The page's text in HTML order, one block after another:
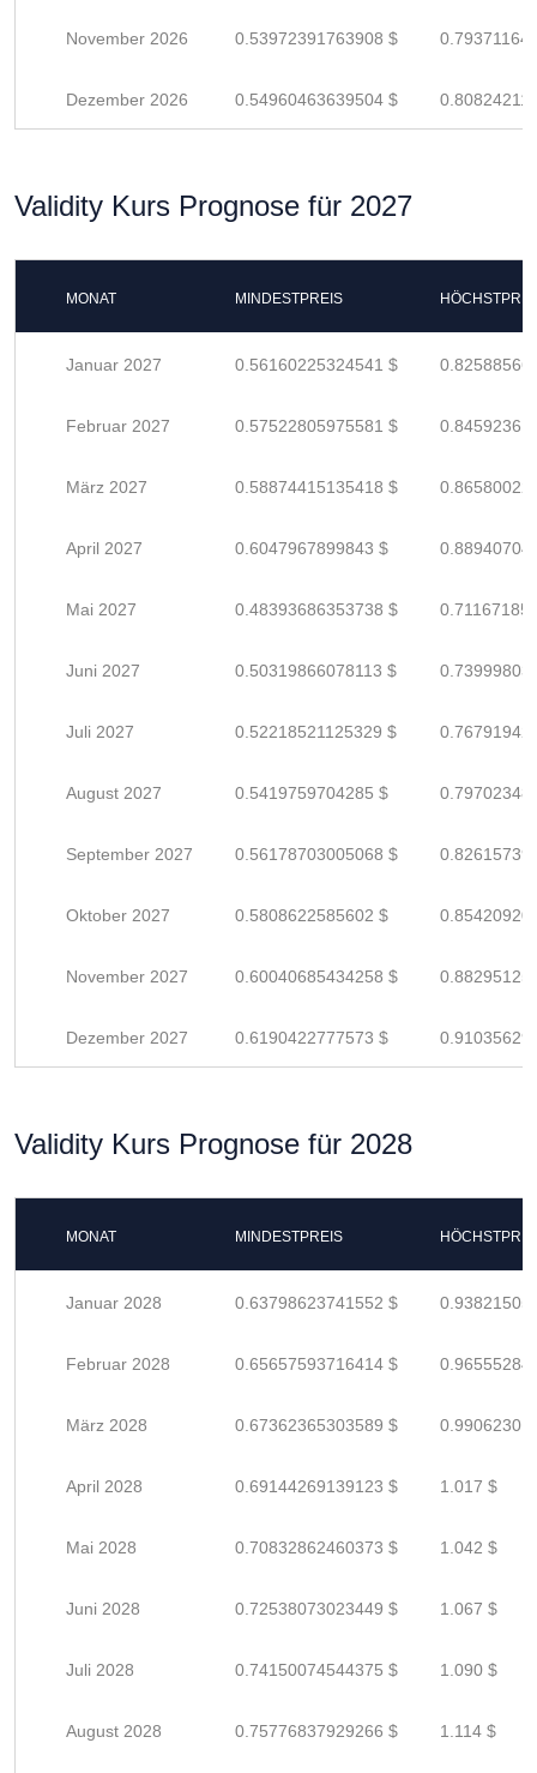
November 2026 0.53972391763908 $
Dezember 2026 0.54960463639504 $
Validity Kurs Prognose für 2027
MONAT MINDESTPREIS
Januar 2027 0.56160225324541 $
Februar 2027 0.57522805975581 $
März 2027 0.58874415135418 $
April 2027 0.6047967899843 $
Mai 2027 0.48393686353738 $
Juni 2027 0.50319866078113 $
Juli 2027 0.52218521125329 $
August 2027 0.5419759704285 $
September 2027 0.56178703005068 $
Oktober 2027 0.5808622585602 $
November 2027 0.60040685434258 $
Dezember 2027 0.6190422777573 $
Validity Kurs Prognose für 2028
MONAT MINDESTPREIS
Januar 2028 0.63798623741552 $
Februar 2028 0.65657593716414 $
März 2028 0.67362365303589 $
April 2028 0.69144269139123 $ 1.017 $
Mai 2028 0.70832862460373 $ 1.042 $
Juni 2028 0.72538073023449 $ 1.067 $
Juli 2028 0.74150074544375 $ 1.090 $
August 2028 0.75776837929266 $ 1.114 $